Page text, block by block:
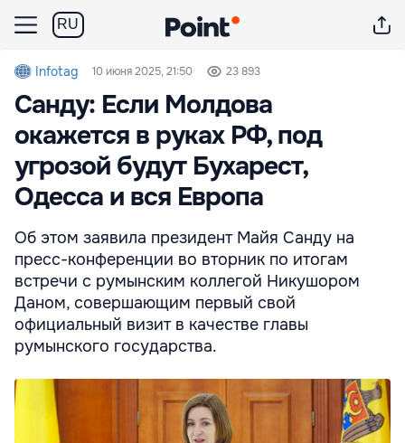
RU
Infotag 10 июня 2025, 21:50 23 893
Санду: Если Молдова
окажется в руках РФ, под
угрозой будут Бухарест,
Одесса и вся Европа
Об этом заявила президент Майя Санду на
пресс-конференции во вторник по итогам
встречи с румынским коллегой Никушором
Даном, совершающим первый свой
официальный визит в качестве главы
румынского государства.